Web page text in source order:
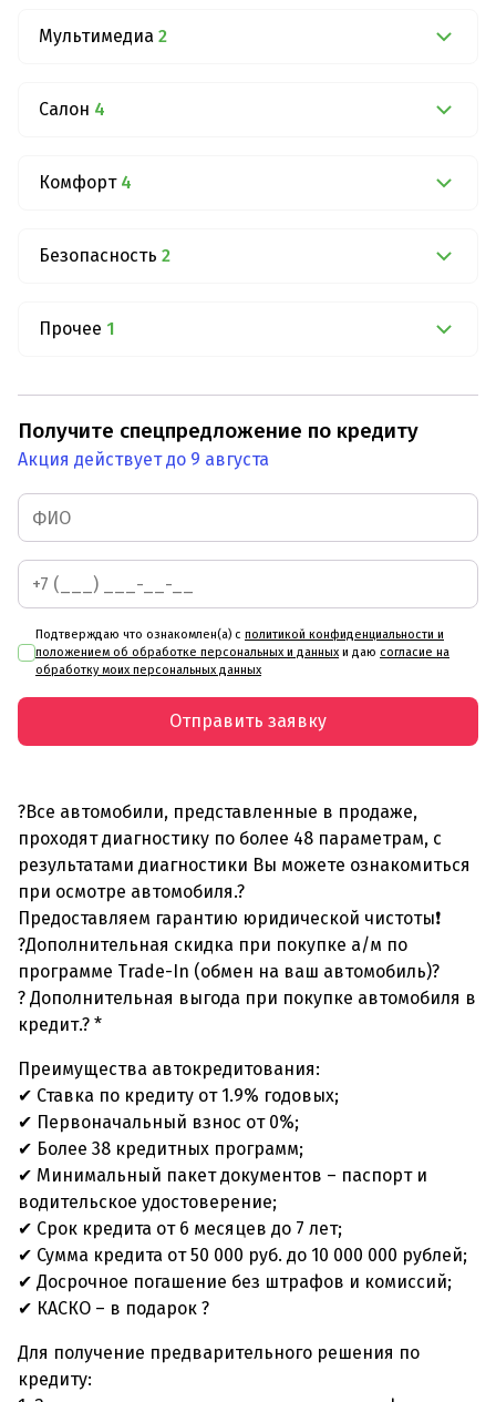
Мультимедиа 2
Салон 4
Комфорт 4
Безопасность 2
Прочее 1
Получите спецпредложение по кредиту
Акция действует до 9 августа
Подтверждаю что ознакомлен(а) с политикой конфиденциальности и
положением об обработке персональных и данных и даю согласие на
обработку моих персональных данных
Отправить заявку
?Все автомобили, представленные в продаже,
проходят диагностику по более 48 параметрам, с
результатами диагностики Вы можете ознакомиться
при осмотре автомобиля.?
Предоставляем гарантию юридической чистоты❗
?Дополнительная скидка при покупке а/м по
программе Trade-In (обмен на ваш автомобиль)?
? Дополнительная выгода при покупке автомобиля в
кредит.? *
Преимущества автокредитования:
✔ Ставка по кредиту от 1.9% годовых;
✔ Первоначальный взнос от 0%;
✔ Более 38 кредитных программ;
✔ Минимальный пакет документов – паспорт и
водительское удостоверение;
✔ Срок кредита от 6 месяцев до 7 лет;
✔ Сумма кредита от 50 000 руб. до 10 000 000 рублей;
✔ Досрочное погашение без штрафов и комиссий;
✔ КАСКО – в подарок ?
Для получение предварительного решения по
кредиту: